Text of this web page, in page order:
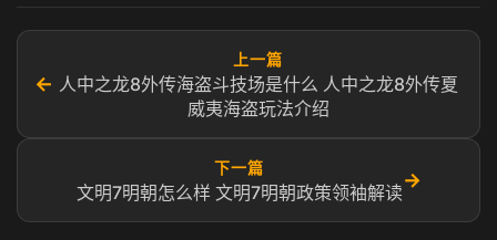
←
上一篇
人中之龙8外传海盗斗技场是什么 人中之龙8外传夏
威夷海盗玩法介绍
下一篇
文明7明朝怎么样 文明7明朝政策领袖解读
→